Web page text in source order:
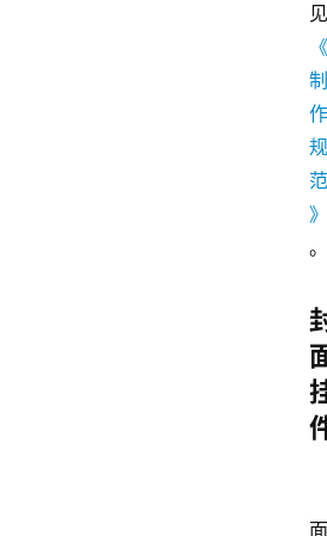
见
《
制
作
规
范
》
。
面